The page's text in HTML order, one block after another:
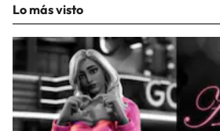
Lo más visto